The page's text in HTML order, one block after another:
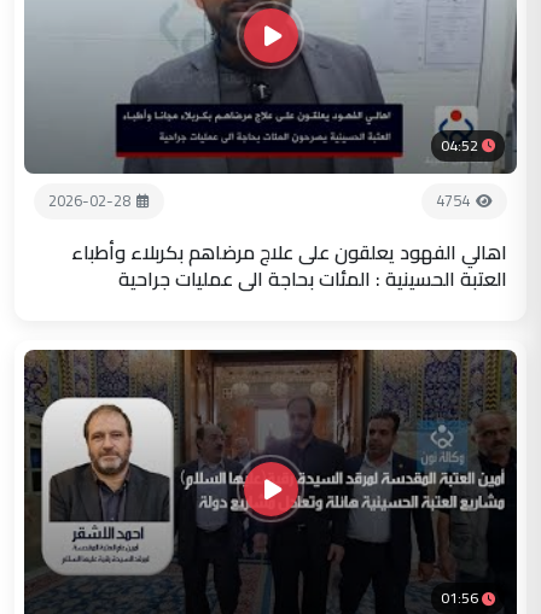
04:52
4754
2026-02-28
اهالي الفهود يعلقون على علاج مرضاهم بكربلاء وأطباء
العتبة الحسينية : المئات بحاجة الى عمليات جراحية
01:56